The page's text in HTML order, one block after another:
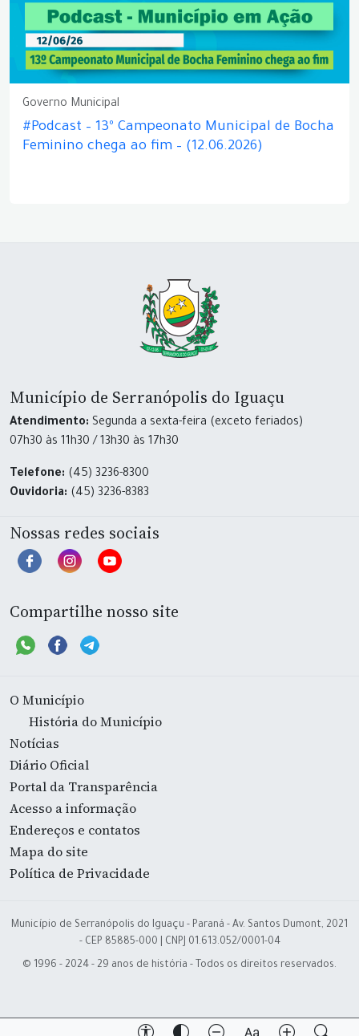
Governo Municipal
#Podcast – 13º Campeonato Municipal de Bocha
Feminino chega ao fim – (12.06.2026)
Município de Serranópolis do Iguaçu
Atendimento: Segunda a sexta-feira (exceto feriados)
07h30 às 11h30 / 13h30 às 17h30
Telefone: (45) 3236-8300
Ouvidoria: (45) 3236-8383
Nossas redes sociais
Compartilhe nosso site
O Município
História do Município
Notícias
Diário Oficial
Portal da Transparência
Acesso a informação
Endereços e contatos
Mapa do site
Política de Privacidade
Município de Serranópolis do Iguaçu - Paraná - Av. Santos Dumont, 2021
- CEP 85885-000 | CNPJ 01.613.052/0001-04
© 1996 - 2024 - 29 anos de história - Todos os direitos reservados.